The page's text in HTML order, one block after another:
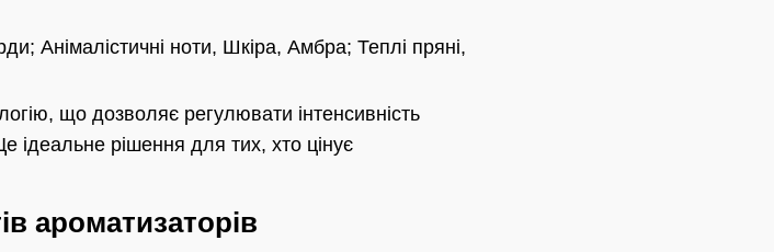
Анімалістичні ноти, Шкіра, Амбра; Теплі пряні,
що дозволяє регулювати інтенсивність
рішення для тих, хто цінує
ароматизаторів